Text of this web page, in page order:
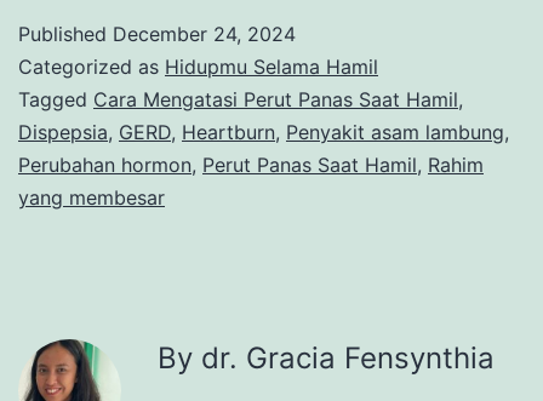
Published December 24, 2024
Categorized as Hidupmu Selama Hamil
Tagged Cara Mengatasi Perut Panas Saat Hamil,
Dispepsia, GERD, Heartburn, Penyakit asam lambung,
Perubahan hormon, Perut Panas Saat Hamil, Rahim
yang membesar
By dr. Gracia Fensynthia